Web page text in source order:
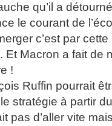
qu’il a
le courant de
c’est par
Et Macron a fait de
!
Ruffin pourrait
stratégie à partir
pas d’aller vite